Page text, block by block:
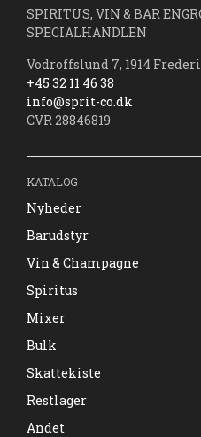
SPIRITUS, VIN & BAR
SPECIALHANDLEN
Vodroffslund 7, 1914
+45 32 11 46 38
info@sprit-co.dk
CVR 28846819
KATALOG
Nyheder
Barudstyr
Vin & Champagne
Spiritus
Mixer
Bulk
Skattekiste
Restlager
Andet